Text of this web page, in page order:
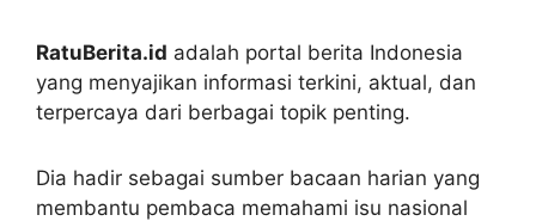
RatuBerita.id adalah portal berita Indonesia
yang menyajikan informasi terkini, aktual, dan
terpercaya dari berbagai topik penting.
Dia hadir sebagai sumber bacaan harian yang
membantu pembaca memahami isu nasional